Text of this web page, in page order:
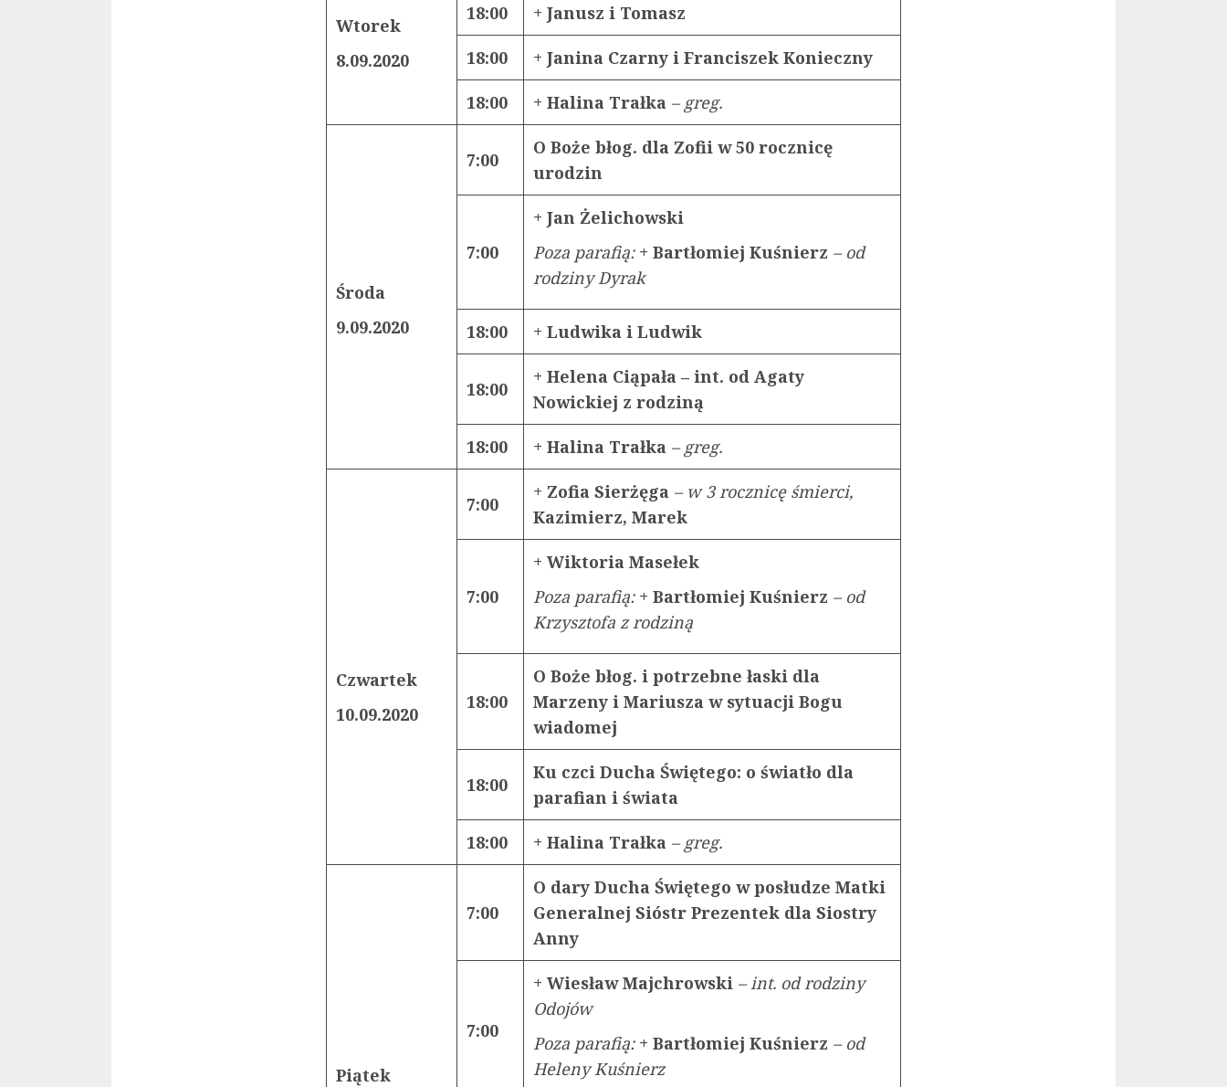
Wtorek
8.09.2020
18:00 + Janusz i Tomasz
18:00 + Janina Czarny i Franciszek Konieczny
18:00 + Halina Trałka – greg.
Środa
9.09.2020
7:00
O Boże błog. dla Zofii w 50 rocznicę
urodzin
7:00
+ Jan Żelichowski
Poza parafią:+ Bartłomiej Kuśnierz – od
rodziny Dyrak
18:00 + Ludwika i Ludwik
18:00
+ Helena Ciąpała – int. od Agaty
Nowickiej z rodziną
18:00 + Halina Trałka – greg.
Czwartek
10.09.2020
7:00
+ Zofia Sierżęga – w 3 rocznicę śmierci,
Kazimierz, Marek
7:00
+ Wiktoria Masełek
Poza parafią:+ Bartłomiej Kuśnierz – od
Krzysztofa z rodziną
18:00
O Boże błog. i potrzebne łaski dla
Marzeny i Mariusza w sytuacji Bogu
wiadomej
18:00
Ku czci Ducha Świętego: o światło dla
parafian i świata
18:00 + Halina Trałka – greg.
Piątek
7:00
O dary Ducha Świętego w posłudze Matki
Generalnej Sióstr Prezentek dla Siostry
Anny
7:00
+ Wiesław Majchrowski – int. od rodziny
Odojów
Poza parafią:+ Bartłomiej Kuśnierz – od
Heleny Kuśnierz